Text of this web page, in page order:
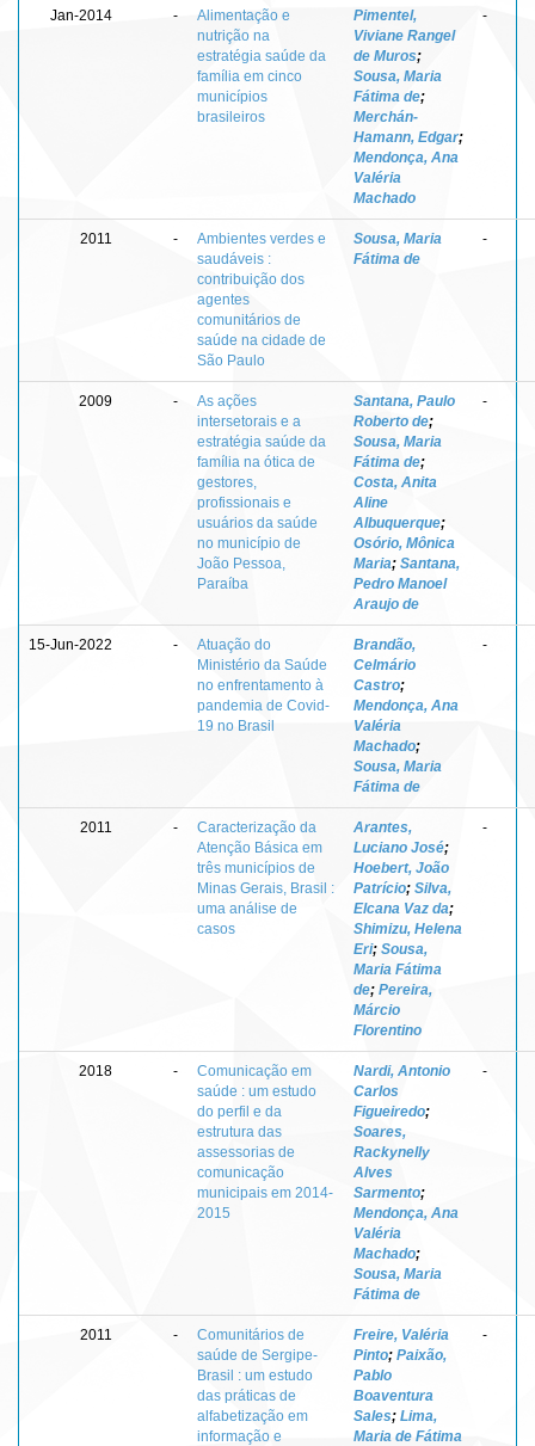
Jan-2014 -
Alimentação e
nutrição na
estratégia saúde da
família em cinco
municípios
brasileiros
Pimentel,
Viviane Rangel
de Muros;
Sousa, Maria
Fátima de;
Merchán-
Hamann, Edgar;
Mendonça, Ana
Valéria
Machado
-
2011 -
Ambientes verdes e
saudáveis :
contribuição dos
agentes
comunitários de
saúde na cidade de
São Paulo
Sousa, Maria
Fátima de
-
2009 -
As ações
intersetorais e a
estratégia saúde da
família na ótica de
gestores,
profissionais e
usuários da saúde
no município de
João Pessoa,
Paraíba
Santana, Paulo
Roberto de;
Sousa, Maria
Fátima de;
Costa, Anita
Aline
Albuquerque;
Osório, Mônica
Maria; Santana,
Pedro Manoel
Araujo de
-
15-Jun-2022 -
Atuação do
Ministério da Saúde
no enfrentamento à
pandemia de Covid-
19 no Brasil
Brandão,
Celmário
Castro;
Mendonça, Ana
Valéria
Machado;
Sousa, Maria
Fátima de
-
2011 -
Caracterização da
Atenção Básica em
três municípios de
Minas Gerais, Brasil :
uma análise de
casos
Arantes,
Luciano José;
Hoebert, João
Patrício; Silva,
Elcana Vaz da;
Shimizu, Helena
Eri; Sousa,
Maria Fátima
de; Pereira,
Márcio
Florentino
-
2018 -
Comunicação em
saúde : um estudo
do perfil e da
estrutura das
assessorias de
comunicação
municipais em 2014-
2015
Nardi, Antonio
Carlos
Figueiredo;
Soares,
Rackynelly
Alves
Sarmento;
Mendonça, Ana
Valéria
Machado;
Sousa, Maria
Fátima de
-
2011 -
Comunitários de
saúde de Sergipe-
Brasil : um estudo
das práticas de
alfabetização em
informação e
Freire, Valéria
Pinto; Paixão,
Pablo
Boaventura
Sales; Lima,
Maria de Fátima
-